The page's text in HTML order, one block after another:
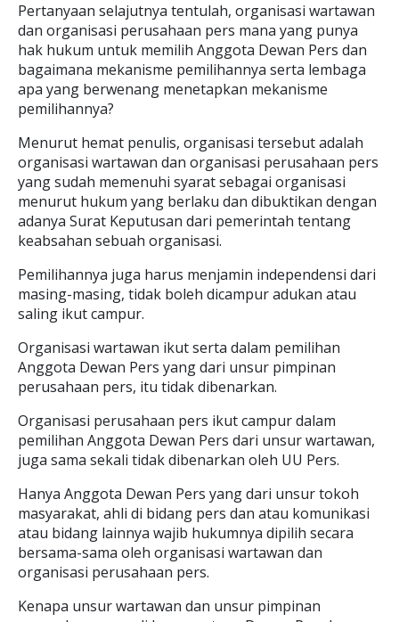
Pertanyaan selajutnya tentulah, organisasi wartawan
dan organisasi perusahaan pers mana yang punya
hak hukum untuk memilih Anggota Dewan Pers dan
bagaimana mekanisme pemilihannya serta lembaga
apa yang berwenang menetapkan mekanisme
pemilihannya?
Menurut hemat penulis, organisasi tersebut adalah
organisasi wartawan dan organisasi perusahaan pers
yang sudah memenuhi syarat sebagai organisasi
menurut hukum yang berlaku dan dibuktikan dengan
adanya Surat Keputusan dari pemerintah tentang
keabsahan sebuah organisasi.
Pemilihannya juga harus menjamin independensi dari
masing-masing, tidak boleh dicampur adukan atau
saling ikut campur.
Organisasi wartawan ikut serta dalam pemilihan
Anggota Dewan Pers yang dari unsur pimpinan
perusahaan pers, itu tidak dibenarkan.
Organisasi perusahaan pers ikut campur dalam
pemilihan Anggota Dewan Pers dari unsur wartawan,
juga sama sekali tidak dibenarkan oleh UU Pers.
Hanya Anggota Dewan Pers yang dari unsur tokoh
masyarakat, ahli di bidang pers dan atau komunikasi
atau bidang lainnya wajib hukumnya dipilih secara
bersama-sama oleh organisasi wartawan dan
organisasi perusahaan pers.
Kenapa unsur wartawan dan unsur pimpinan